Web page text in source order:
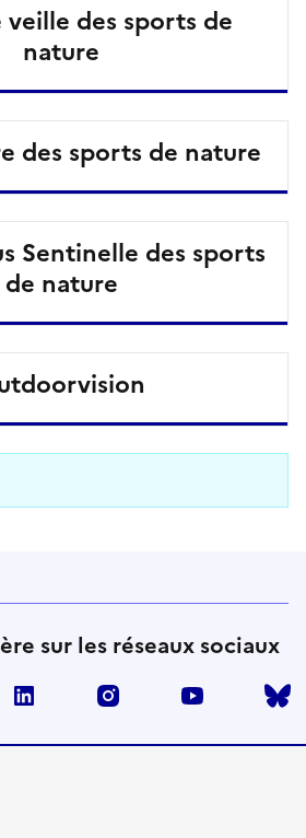
veille des sports de
nature
des sports de nature
Sentinelle des sports
de nature
sur les réseaux sociaux
linkedin instagram youtube